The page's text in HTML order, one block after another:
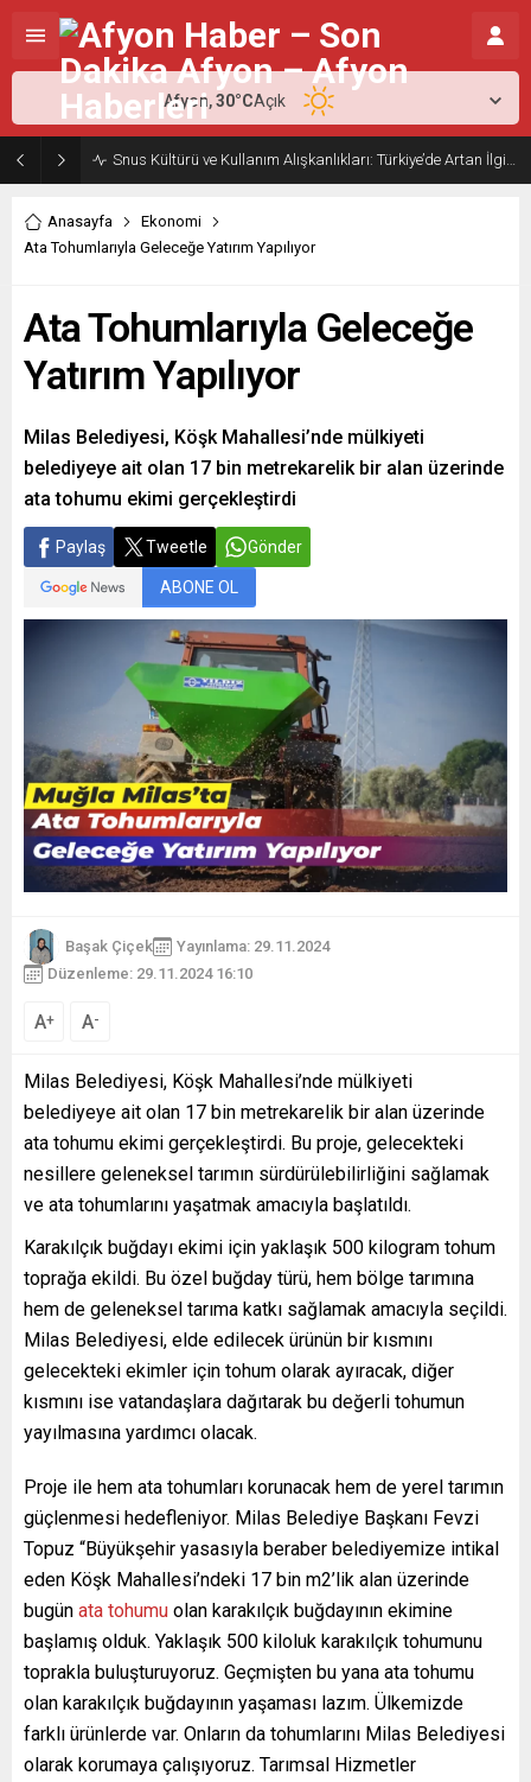
Snus Kültürü ve Kullanım Alışkanlıkları: Türkiye’de Artan İlginin Nedenleri
Afyon,30°CAçık
Anasayfa
Ekonomi
Ata Tohumlarıyla Geleceğe Yatırım Yapılıyor
Ata Tohumlarıyla Geleceğe
Yatırım Yapılıyor
Milas Belediyesi, Köşk Mahallesi’nde mülkiyeti
belediyeye ait olan 17 bin metrekarelik bir alan üzerinde
ata tohumu ekimi gerçekleştirdi
Paylaş Tweetle Gönder
ABONE OL
Başak Çiçek
Yayınlama: 29.11.2024
Düzenleme: 29.11.2024 16:10
A+ A-
Milas Belediyesi, Köşk Mahallesi’nde mülkiyeti
belediyeye ait olan 17 bin metrekarelik bir alan üzerinde
ata tohumu ekimi gerçekleştirdi. Bu proje, gelecekteki
nesillere geleneksel tarımın sürdürülebilirliğini sağlamak
ve ata tohumlarını yaşatmak amacıyla başlatıldı.
Karakılçık buğdayı ekimi için yaklaşık 500 kilogram tohum
toprağa ekildi. Bu özel buğday türü, hem bölge tarımına
hem de geleneksel tarıma katkı sağlamak amacıyla seçildi.
Milas Belediyesi, elde edilecek ürünün bir kısmını
gelecekteki ekimler için tohum olarak ayıracak, diğer
kısmını ise vatandaşlara dağıtarak bu değerli tohumun
yayılmasına yardımcı olacak.
Proje ile hem ata tohumları korunacak hem de yerel tarımın
güçlenmesi hedefleniyor. Milas Belediye Başkanı Fevzi
Topuz “Büyükşehir yasasıyla beraber belediyemize intikal
eden Köşk Mahallesi’ndeki 17 bin m2’lik alan üzerinde
bugün ata tohumu olan karakılçık buğdayının ekimine
başlamış olduk. Yaklaşık 500 kiloluk karakılçık tohumunu
toprakla buluşturuyoruz. Geçmişten bu yana ata tohumu
olan karakılçık buğdayının yaşaması lazım. Ülkemizde
farklı ürünlerde var. Onların da tohumlarını Milas Belediyesi
olarak korumaya çalışıyoruz. Tarımsal Hizmetler